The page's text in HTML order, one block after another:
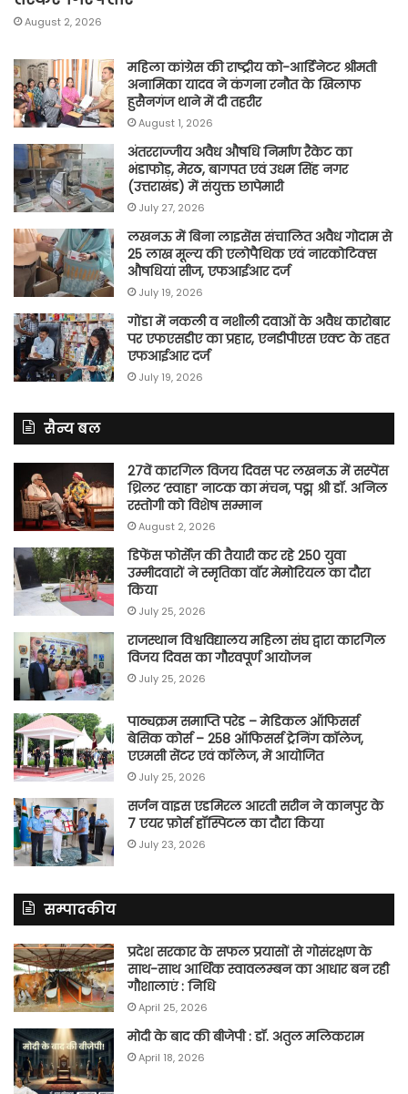
August 2, 2026
महिला कांग्रेस की राष्ट्रीय को-आर्डिनेटर श्रीमती
अनामिका यादव ने कंगना रनौत के खिलाफ
हुसैनगंज थाने में दी तहरीर
August 1, 2026
अंतरराज्जीय अवैध औषधि निर्माण रैकेट का
भंडाफोड़, मेरठ, बागपत एवं उधम सिंह नगर
(उत्तराखंड) में संयुक्त छापेमारी
July 27, 2026
लखनऊ में बिना लाइसेंस संचालित अवैध गोदाम से
25 लाख मूल्य की एलोपैथिक एवं नारकोटिक्स
औषधियां सीज, एफआईआर दर्ज
July 19, 2026
गोंडा में नकली व नशीली दवाओं के अवैध कारोबार
पर एफएसडीए का प्रहार, एनडीपीएस एक्ट के तहत
एफआईआर दर्ज
July 19, 2026
सैन्य बल
27वें कारगिल विजय दिवस पर लखनऊ में सस्पेंस
थ्रिलर ‘स्वाहा’ नाटक का मंचन, पद्म श्री डॉ. अनिल
रस्तोगी को विशेष सम्मान
August 2, 2026
डिफेंस फोर्सेज़ की तैयारी कर रहे 250 युवा
उम्मीदवारों ने स्मृतिका वॉर मेमोरियल का दौरा
किया
July 25, 2026
राजस्थान विश्वविद्यालय महिला संघ द्वारा कारगिल
विजय दिवस का गौरवपूर्ण आयोजन
July 25, 2026
पाठ्यक्रम समाप्ति परेड – मेडिकल ऑफिसर्स
बेसिक कोर्स – 258 ऑफिसर्स ट्रेनिंग कॉलेज,
एएमसी सेंटर एवं कॉलेज, में आयोजित
July 25, 2026
सर्जन वाइस एडमिरल आरती सरीन ने कानपुर के
7 एयर फ़ोर्स हॉस्पिटल का दौरा किया
July 23, 2026
सम्पादकीय
प्रदेश सरकार के सफल प्रयासों से गोसंरक्षण के
साथ-साथ आर्थिक स्वावलम्बन का आधार बन रही
गौशालाएं : निधि
April 25, 2026
मोदी के बाद की बीजेपी : डॉ. अतुल मलिकराम
April 18, 2026